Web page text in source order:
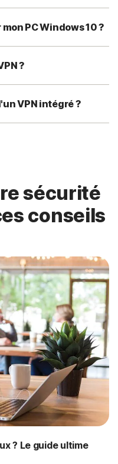
PC Windows 10 ?
?
VPN intégré ?
sécurité
conseils
? Le guide ultime